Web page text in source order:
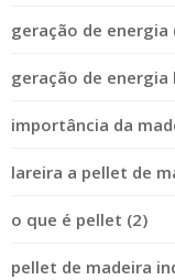
geração de energia
geração de energia
importância da
lareira a pellet de
o que é pellet (2)
pellet de madeira